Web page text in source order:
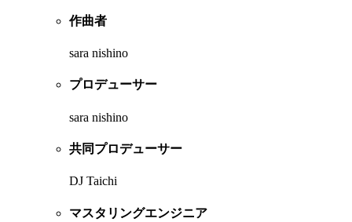
作曲者
sara nishino
プロデューサー
sara nishino
共同プロデューサー
DJ Taichi
マスタリングエンジニア